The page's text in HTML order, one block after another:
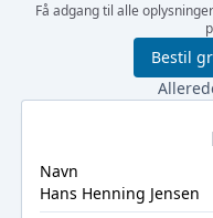
Få adgang til alle
Bestil
Navn
Hans Henning Jensen